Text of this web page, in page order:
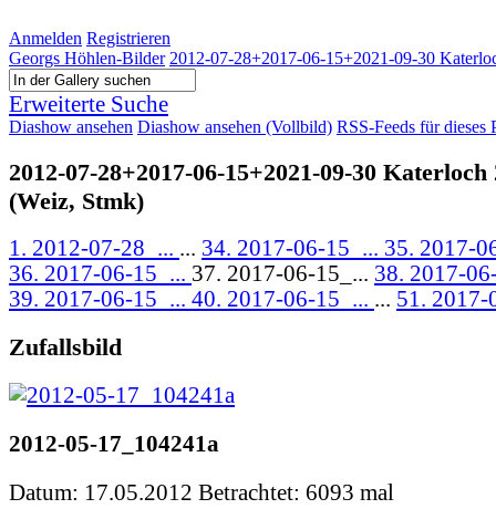
Anmelden Registrieren
Georgs Höhlen-Bilder 2012-07-28+2017-06-15+2021-09-30
Erweiterte Suche
Diashow ansehen Diashow ansehen (Vollbild) RSS-Feeds für dieses
2012-07-28+2017-06-15+2021-09-30 Katerloch
(Weiz, Stmk)
1. 2012-07-28_... ... 34. 2017-06-15_... 35. 2017-
36. 2017-06-15_... 37. 2017-06-15_... 38. 2017-
39. 2017-06-15_... 40. 2017-06-15_... ... 51. 2017-
Zufallsbild
2012-05-17_104241a
Datum: 17.05.2012 Betrachtet: 6093 mal